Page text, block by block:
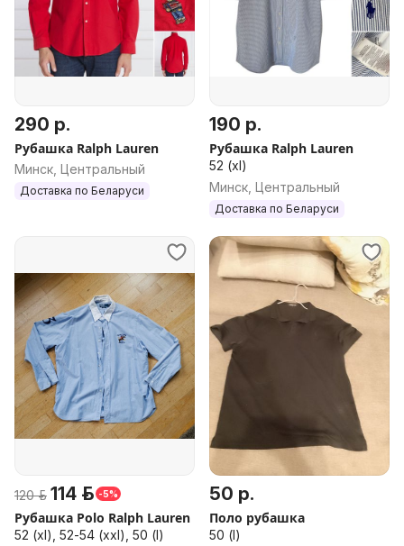
290 р.
Рубашка Ralph Lauren
Минск, Центральный
Доставка по Беларуси
190 р.
Рубашка Ralph Lauren
52 (xl)
Минск, Центральный
Доставка по Беларуси
120 р. 114 р. -5%
Рубашка Polo Ralph Lauren
52 (xl), 52-54 (xxl), 50 (l)
50 р.
Поло рубашка
50 (l)